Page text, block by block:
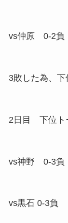
vs仲原 0-2負
3敗した為、下
2日目 下位ト
vs神野 0-3負
vs黒石 0-3負